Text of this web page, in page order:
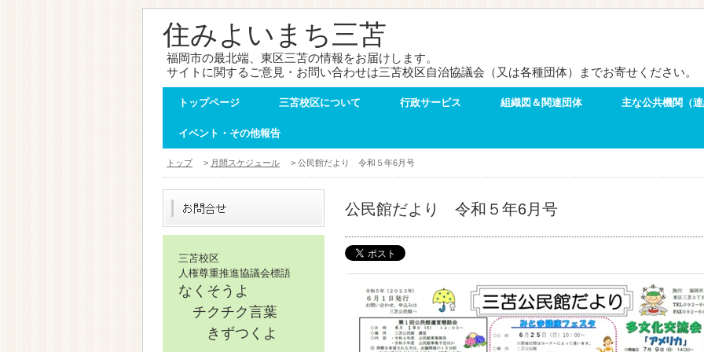
住みよいまち三苫
福岡市の最北端、東区三苫の情報をお届けします。
サイトに関するご意見・お問い合わせは三苫校区自治協議会（又は各種団体）までお寄せください。
トップページ 三苫校区について 行政サービス 組織図＆関連団体 主な公共機関（
イベント・その他報告
トップ > 月間スケジュール > 公民館だより 令和５年6月号
三苫校区
人権尊重推進協議会標語
なくそうよ
チクチク言葉
きずつくよ
公民館だより 令和５年6月号